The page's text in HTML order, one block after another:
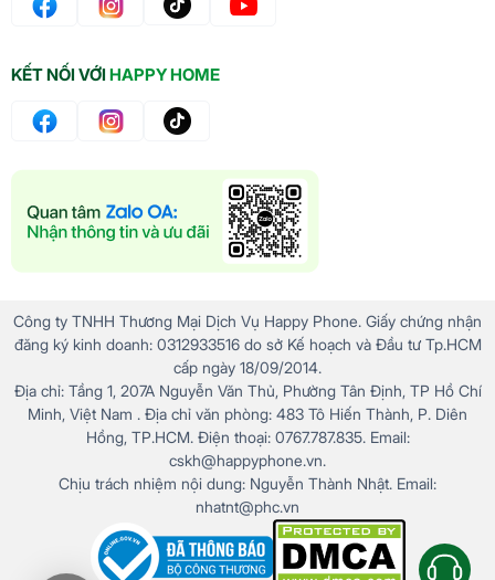
KẾT NỐI VỚIHAPPY HOME
Công ty TNHH Thương Mại Dịch Vụ Happy Phone. Giấy chứng nhận
đăng ký kinh doanh: 0312933516 do sở Kế hoạch và Đầu tư Tp.HCM
cấp ngày 18/09/2014.
Địa chỉ: Tầng 1, 207A Nguyễn Văn Thủ, Phường Tân Định, TP Hồ Chí
Minh, Việt Nam . Địa chỉ văn phòng: 483 Tô Hiến Thành, P. Diên
Hồng, TP.HCM. Điện thoại: 0767.787.835. Email:
cskh@happyphone.vn.
Chịu trách nhiệm nội dung: Nguyễn Thành Nhật. Email:
nhatnt@phc.vn